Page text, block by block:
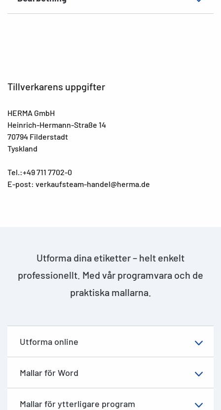
Tillverkarens uppgifter
HERMA GmbH
Heinrich-Hermann-Straße 14
70794 Filderstadt
Tyskland
Tel.:+49 711 7702-0
E-post: verkaufsteam-handel@herma.de
Utforma dina etiketter – helt enkelt
professionellt. Med vår programvara och de
praktiska mallarna.
Utforma online
Mallar för Word
Mallar för ytterligare program